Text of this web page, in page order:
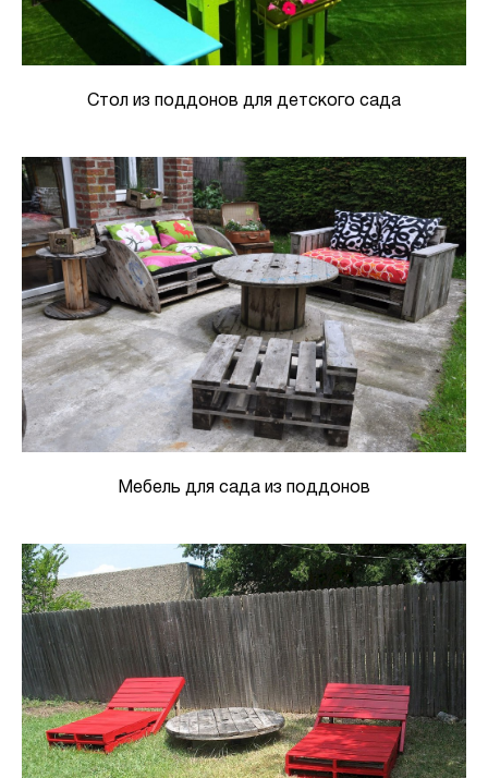
Стол из поддонов для детского сада
Мебель для сада из поддонов